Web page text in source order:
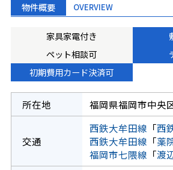
物件概要 OVERVIEW
家具家電付き
ペット相談可
初期費用カード決済可
所在地 福岡県福岡市中央
交通
西鉄大牟田線 「西
西鉄大牟田線 「薬
福岡市七隈線 「渡